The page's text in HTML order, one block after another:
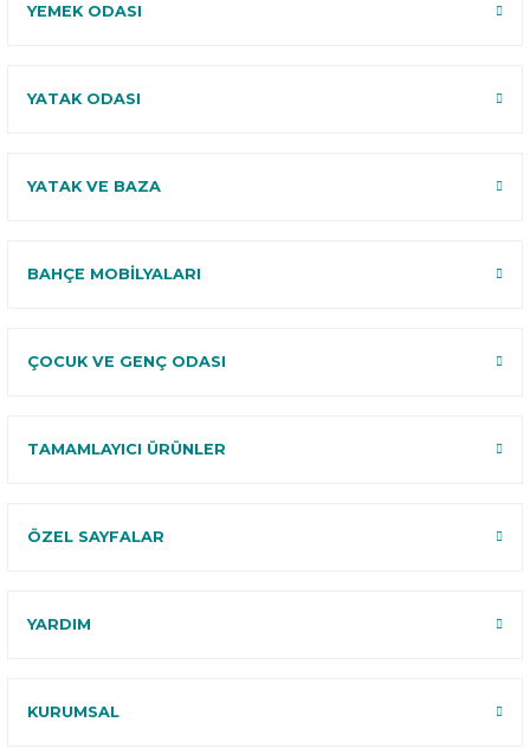
YEMEK ODASI
YATAK ODASI
YATAK VE BAZA
BAHÇE MOBİLYALARI
ÇOCUK VE GENÇ ODASI
TAMAMLAYICI ÜRÜNLER
ÖZEL SAYFALAR
YARDIM
KURUMSAL